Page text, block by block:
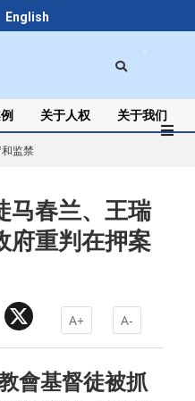
English
关于人权 关于我们
监禁
马春兰、王瑞
府重判在押案
Facebook A+ A-
會基督徒被抓